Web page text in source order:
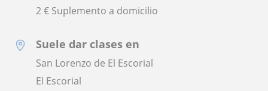
2 € Suplemento a domicilio
Suele dar clases en
San Lorenzo de El Escorial
El Escorial